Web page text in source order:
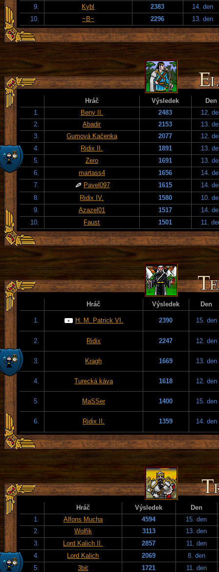
9.
Kybl 2383
14. den
10.
~B~ 2296 13. den
Hráč Výsledek
Den
1.
Beny II. 2483
12.
2.
Abadir 2153
13.
3.
Gumová Kačenka 2077
12.
4.
Ridix II. 1891
13.
5.
Zero 1691
13.
6.
martass4 1656
14.
7.
Pavel097 1615
14.
8.
Ridix IV. 1580
10.
9.
Azazel01 1517
14.
10.
Faust 1501 11.
Hráč Výsledek Den
1. H. M. Patrick VI. 2390 15. den
2. Ridix 2247 12. den
3. Kragh 1669 13. den
4. Turecká káva 1618 12. den
5. MaSSer 1400 15. den
6. Ridix II. 1359 14. den
Hráč Výsledek
Den
1.
Alfons Mucha 4594
15. den
2.
Wolfik 3113
13. den
3.
Lord Kalich II. 2857
11. den
4.
Lord Kalich 2069
8. den
5.
3bit 1721
11. den